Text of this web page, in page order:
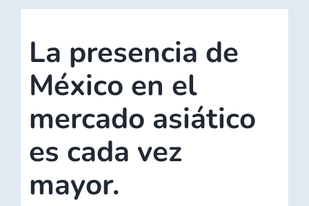
La presencia de
México en el
mercado asiático
es cada vez
mayor.